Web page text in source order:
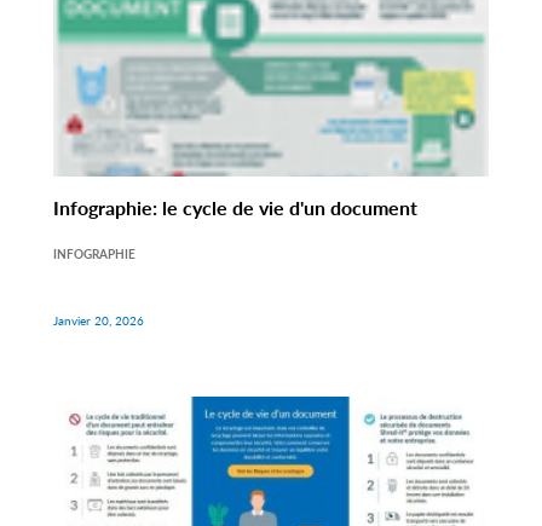
Infographie: le cycle de vie d'un document
INFOGRAPHIE
Janvier 20, 2026